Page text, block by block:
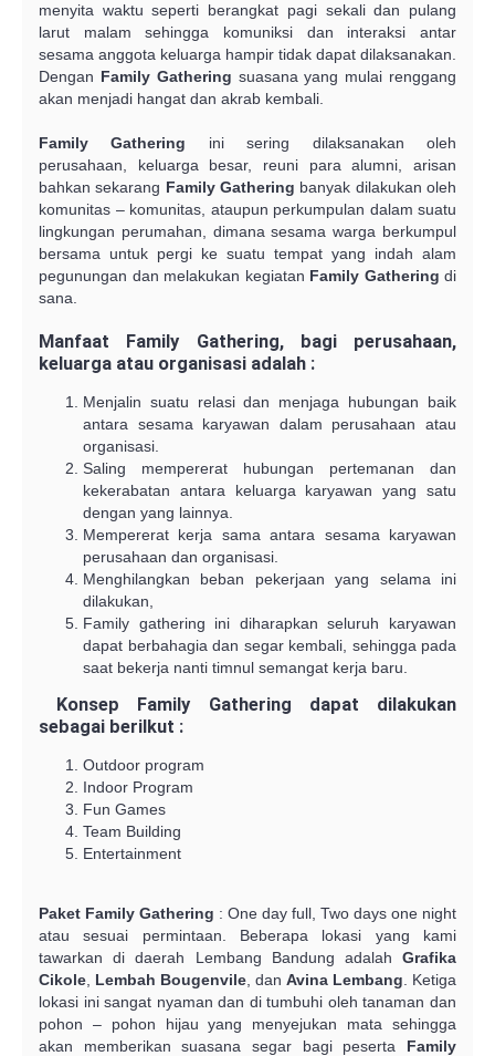
menyita waktu seperti berangkat pagi sekali dan pulang
larut malam sehingga komuniksi dan interaksi antar
sesama anggota keluarga hampir tidak dapat dilaksanakan.
Dengan Family Gathering suasana yang mulai renggang
akan menjadi hangat dan akrab kembali.
Family Gathering ini sering dilaksanakan oleh
perusahaan, keluarga besar, reuni para alumni, arisan
bahkan sekarang Family Gathering banyak dilakukan oleh
komunitas – komunitas, ataupun perkumpulan dalam suatu
lingkungan perumahan, dimana sesama warga berkumpul
bersama untuk pergi ke suatu tempat yang indah alam
pegunungan dan melakukan kegiatan Family Gathering di
sana.
Manfaat Family Gathering, bagi perusahaan,
keluarga atau organisasi adalah :
Menjalin suatu relasi dan menjaga hubungan baik
antara sesama karyawan dalam perusahaan atau
organisasi.
Saling mempererat hubungan pertemanan dan
kekerabatan antara keluarga karyawan yang satu
dengan yang lainnya.
Mempererat kerja sama antara sesama karyawan
perusahaan dan organisasi.
Menghilangkan beban pekerjaan yang selama ini
dilakukan,
Family gathering ini diharapkan seluruh karyawan
dapat berbahagia dan segar kembali, sehingga pada
saat bekerja nanti timnul semangat kerja baru.
Konsep Family Gathering dapat dilakukan
sebagai berilkut :
Outdoor program
Indoor Program
Fun Games
Team Building
Entertainment
Paket Family Gathering : One day full, Two days one night
atau sesuai permintaan. Beberapa lokasi yang kami
tawarkan di daerah Lembang Bandung adalah Grafika
Cikole, Lembah Bougenvile, dan Avina Lembang. Ketiga
lokasi ini sangat nyaman dan di tumbuhi oleh tanaman dan
pohon – pohon hijau yang menyejukan mata sehingga
akan memberikan suasana segar bagi peserta Family